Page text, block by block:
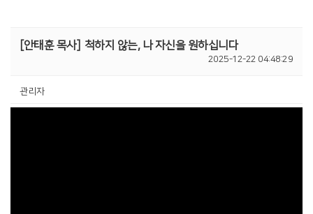
[안태훈 목사] 척하지 않는, 나 자신을 원하십니다
2025-12-22 04:48:29
관리자